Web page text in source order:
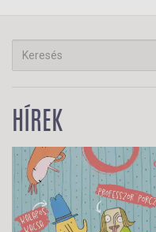
HÍREK